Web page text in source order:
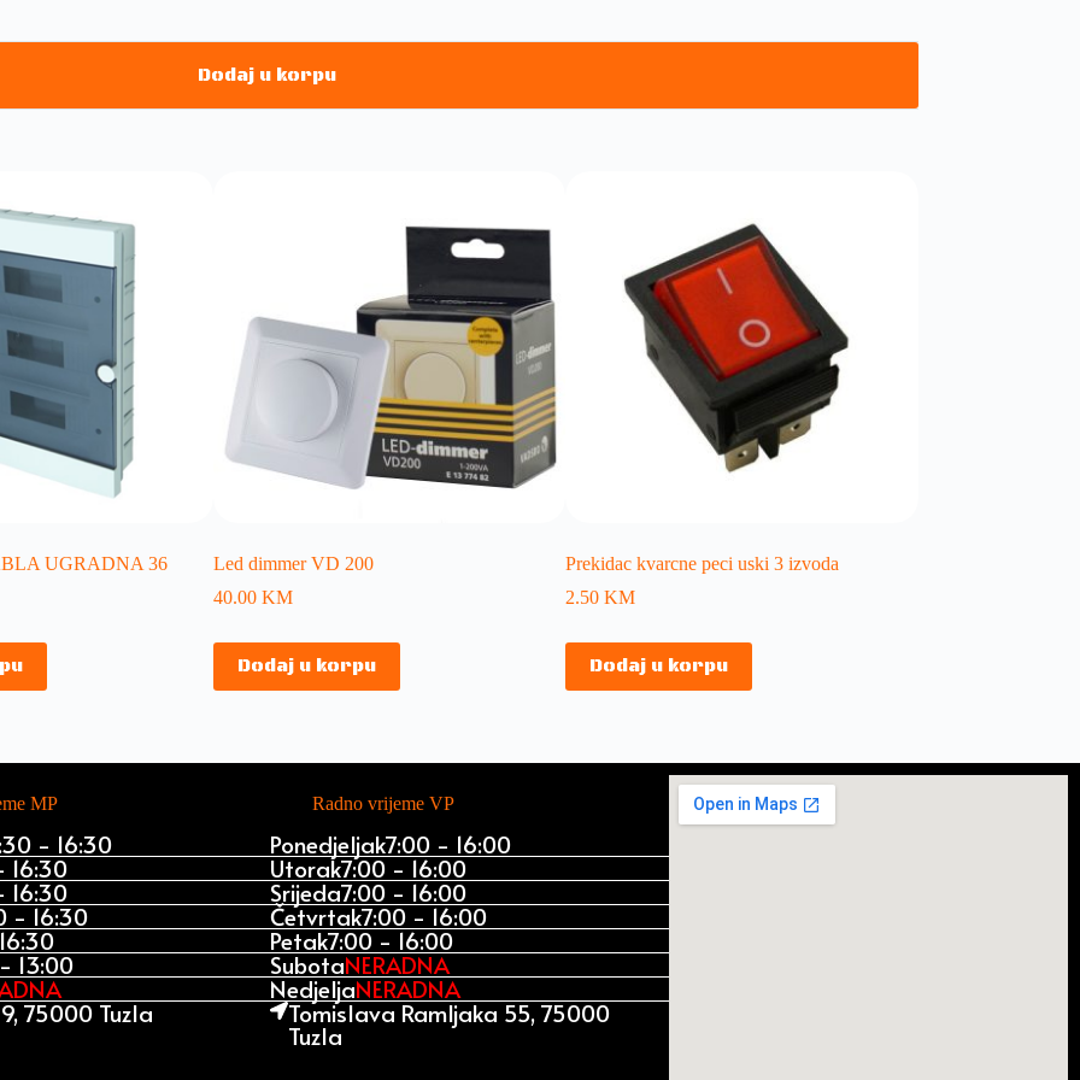
Dodaj u korpu
UGRADNA 36
Led dimmer VD 200
40.00 KM
Dodaj u korpu
Prekidac kvarcne peci uski 3 izvoda
2.50KM
Dodaj u korpu
MP
- 16:30
16:30
16:30
- 16:30
13:00
75000 Tuzla
Radno vrijeme VP
Ponedjeljak7:00 - 16:00
Utorak7:00 - 16:00
Srijeda7:00 - 16:00
Četvrtak7:00 - 16:00
Petak7:00 - 16:00
SubotaNERADNA
NedjeljaNERADNA
Tomislava Ramljaka 55, 75000
Tuzla